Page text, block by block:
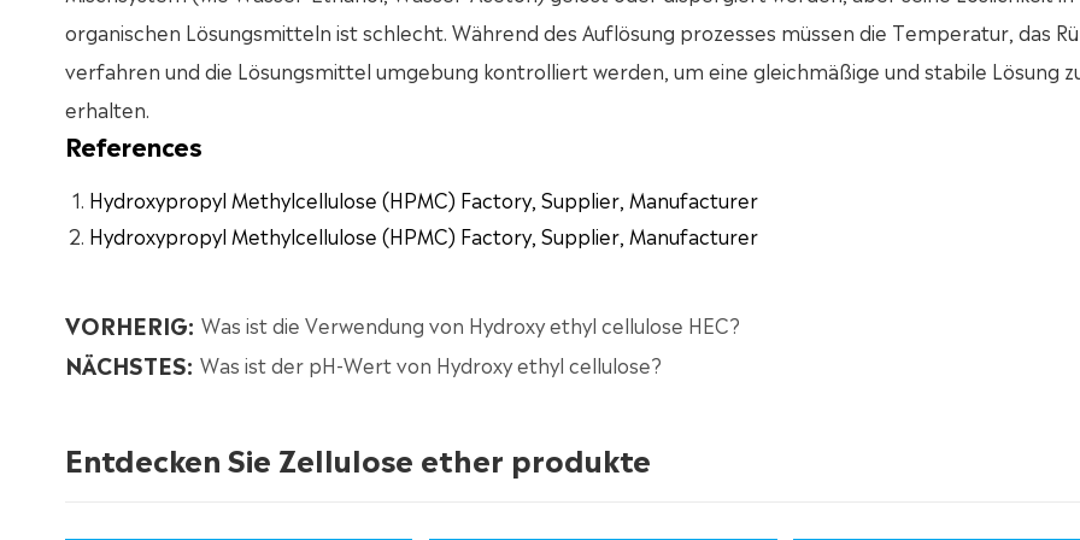
organischen Lösungsmitteln ist schlecht. Während des Auflösung prozesses müssen die Temperatur, das
verfahren und die Lösungsmittel umgebung kontrolliert werden, um eine gleichmäßige und stabile Lösung
erhalten.
References
Hydroxypropyl Methylcellulose (HPMC) Factory, Supplier, Manufacturer
Hydroxypropyl Methylcellulose (HPMC) Factory, Supplier, Manufacturer
VORHERIG: Was ist die Verwendung von Hydroxy ethyl cellulose HEC?
NÄCHSTES: Was ist der pH-Wert von Hydroxy ethyl cellulose?
Entdecken Sie Zellulose ether produkte